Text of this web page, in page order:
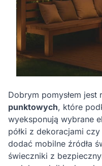
Dobrym pomysłem jest
punktowych, które
wyeksponują wybrane
półki z dekoracjami czy
dodać mobilne źródła
świeczniki z